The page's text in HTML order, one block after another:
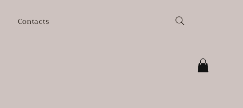
Contacts